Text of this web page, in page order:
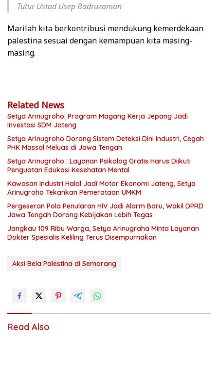
Tutur Ustad Usep Badruzaman
Marilah kita berkontribusi mendukung kemerdekaan
palestina sesuai dengan kemampuan kita masing-
masing.
Related News
Setya Arinugroho: Program Magang Kerja Jepang Jadi
Investasi SDM Jateng
Setya Arinugroho Dorong Sistem Deteksi Dini Industri, Cegah
PHK Massal Meluas di Jawa Tengah
Setya Arinugroho : Layanan Psikolog Gratis Harus Diikuti
Penguatan Edukasi Kesehatan Mental
Kawasan Industri Halal Jadi Motor Ekonomi Jateng, Setya
Arinugroho Tekankan Pemerataan UMKM
Pergeseran Pola Penularan HIV Jadi Alarm Baru, Wakil DPRD
Jawa Tengah Dorong Kebijakan Lebih Tegas
Jangkau 109 Ribu Warga, Setya Arinugraha Minta Layanan
Dokter Spesialis Keliling Terus Disempurnakan
Aksi Bela Palestina di Semarang
Read Also